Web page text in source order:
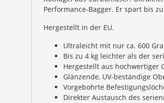
Performance-Bagger. Er spart bis
Hergestellt in der EU.
Ultraleicht mit nur ca. 600
Bis zu 4 kg leichter als der
Hergestellt aus hochwertiger
Glänzende, UV-beständige
Vorgebohrte
Direkter Austausch des